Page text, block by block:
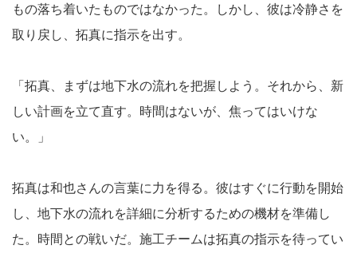
もの落ち着いたものではなかった。しかし、彼は冷静さを
取り戻し、拓真に指示を出す。
「拓真、まずは地下水の流れを把握しよう。それから、新
しい計画を立て直す。時間はないが、焦ってはいけな
い。」
拓真は和也さんの言葉に力を得る。彼はすぐに行動を開始
し、地下水の流れを詳細に分析するための機材を準備し
た。時間との戦いだ。施工チームは拓真の指示を待ってい